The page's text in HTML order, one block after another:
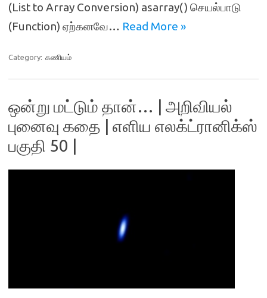
(List to Array Conversion) asarray() செயல்பாடு
(Function) ஏற்கனவே… Read More »
Category: கணியம்
ஒன்று மட்டும் தான்… | அறிவியல்
புனைவு கதை | எளிய எலக்ட்ரானிக்ஸ்
பகுதி 50 |